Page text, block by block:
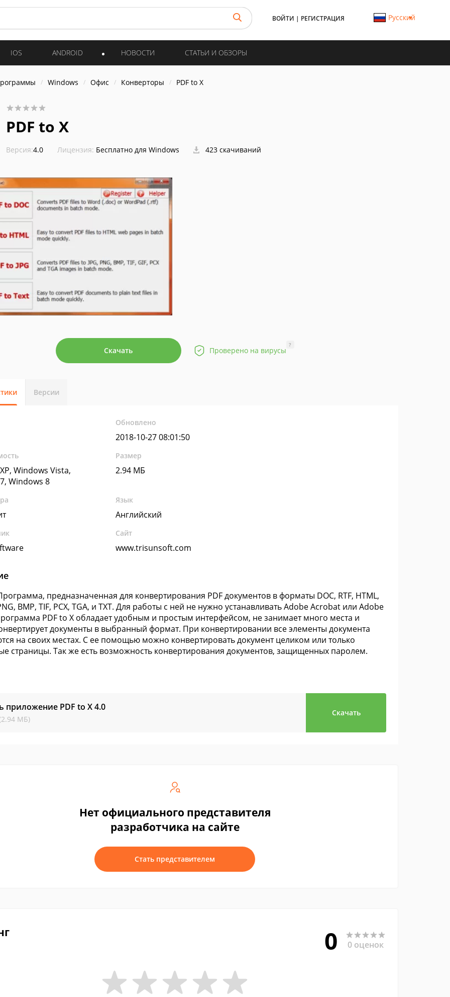
ВОЙТИ | РЕГИСТРАЦИЯ Русский
IOS ANDROID НОВОСТИ СТАТЬИ И ОБЗОРЫ
Windows Офис Конверторы PDF to X
PDF to X
Версия:4.0 Лицензия: Бесплатно для Windows 423 скачиваний
Скачать Проверено на вирусы
?
Версии
Обновлено
2018-10-27 08:01:50
Windows Vista,
Windows 8
Размер
2.94 МБ
Язык
Английский
Сайт
www.trisunsoft.com
предназначенная для конвертирования PDF документов в форматы DOC, RTF, HTML,
BMP, TIF, PCX, TGA, и TXT. Для работы с ней не нужно устанавливать Adobe Acrobat или Adobe
PDF to X обладает удобным и простым интерфейсом, не занимает много места и
документы в выбранный формат. При конвертировании все элементы документа
на своих местах. С ее помощью можно конвертировать документ целиком или только
страницы. Так же есть возможность конвертирования документов, защищенных паролем.
приложение PDF to X4.0
МБ)
Скачать
Нет официального представителя
разработчика на сайте
Стать представителем
0 0 оценок